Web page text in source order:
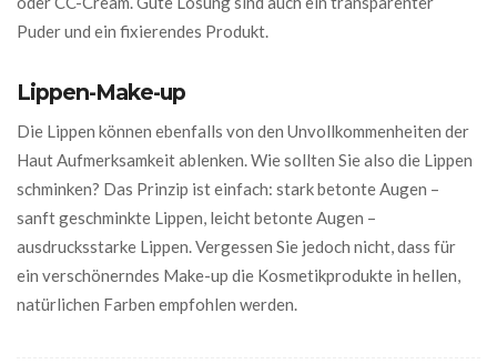
Puder und ein fixierendes Produkt.
Lippen-Make-up
Die Lippen können ebenfalls von den Unvollkommenheiten der
Haut Aufmerksamkeit ablenken. Wie sollten Sie also die Lippen
schminken? Das Prinzip ist einfach: stark betonte Augen –
sanft geschminkte Lippen, leicht betonte Augen –
ausdrucksstarke Lippen. Vergessen Sie jedoch nicht, dass für
ein verschönerndes Make-up die Kosmetikprodukte in hellen,
natürlichen Farben empfohlen werden.